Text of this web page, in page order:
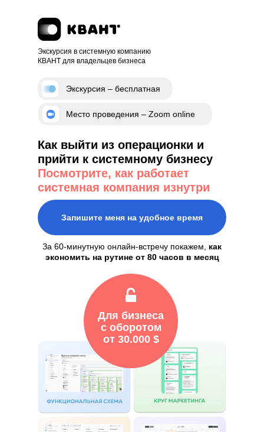
Экскурсия – бесплатная
Место проведения – Zoom online
Экскурсия в системную компанию
КВАНТ для владельцев бизнеса
Запишите меня на удобное время
За 60-минутную онлайн-встречу покажем, как
экономить на рутине от 80 часов в месяц
Для бизнеса
с оборотом
от 30.000 $
Как выйти из операционки и
прийти к системному бизнесу
Посмотрите, как работает
системная компания изнутри